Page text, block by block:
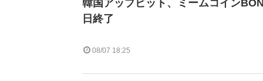
韓国アップビット、ミームコイン
日終了
08/07 18:25